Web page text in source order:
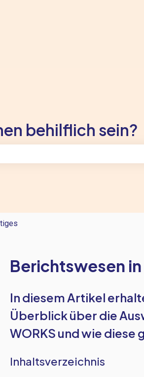
anzeigen
behilflich sein?
Berichtswesen in
In diesem Artikel
Überblick über die
WORKS und wie
Inhaltsverzeichnis